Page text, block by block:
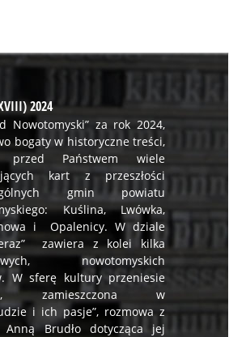
2024
Nowotomyski” za rok 2024,
bogaty w historyczne treści,
przed Państwem wiele
kart z przeszłości
gmin powiatu
Kuślina, Lwówka,
i Opalenicy. W dziale
zawiera z kolei kilka
nowotomyskich
W sferę kultury przeniesie
zamieszczona w
i ich pasje”, rozmowa z
Anną Brudło dotycząca jej